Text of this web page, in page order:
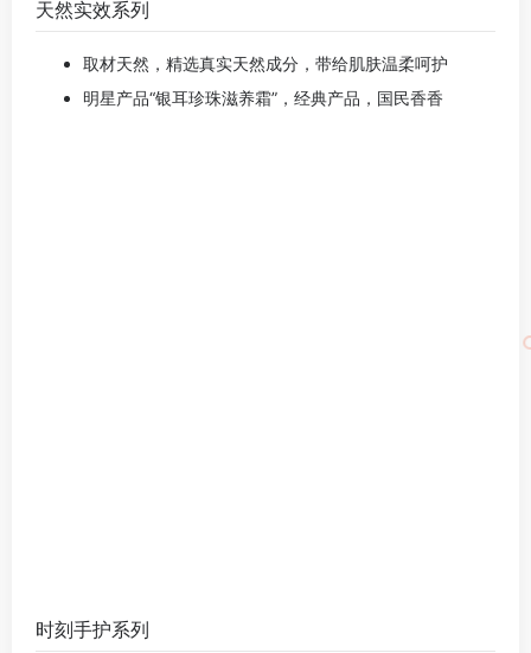
天然实效系列
取材天然，精选真实天然成分，带给肌肤温柔呵护
明星产品“银耳珍珠滋养霜”，经典产品，国民香香
时刻手护系列